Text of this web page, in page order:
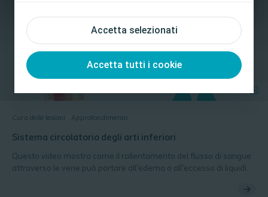
Accetta selezionati
Accetta tutti i cookie
Cura delle lesioni Approfondimento
Sistema circolatorio degli arti inferiori
Questo video mostra come il rallentamento del flusso di sangue
attraverso le vene può portare all'edema o all'eccesso di liquidi